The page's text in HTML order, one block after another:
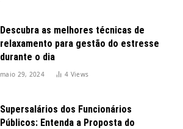
Descubra as melhores técnicas de
relaxamento para gestão do estresse
durante o dia
maio 29, 2024 4 Views
Supersalários dos Funcionários
Públicos: Entenda a Proposta do